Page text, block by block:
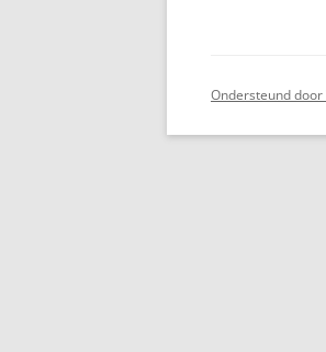
Ondersteund door